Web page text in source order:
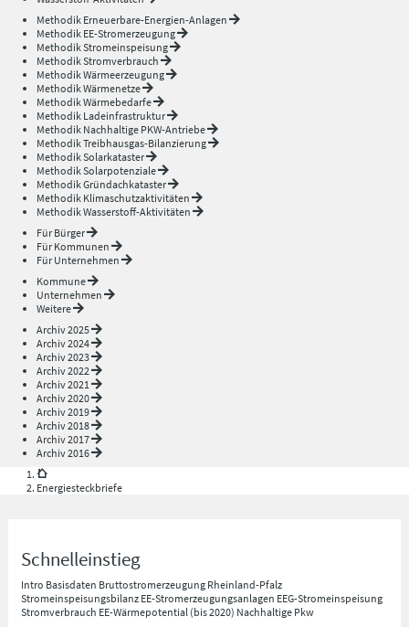
Methodik Erneuerbare-Energien-Anlagen
Methodik EE-Stromerzeugung
Methodik Stromeinspeisung
Methodik Stromverbrauch
Methodik Wärmeerzeugung
Methodik Wärmenetze
Methodik Wärmebedarfe
Methodik Ladeinfrastruktur
Methodik Nachhaltige PKW-Antriebe
Methodik Treibhausgas-Bilanzierung
Methodik Solarkataster
Methodik Solarpotenziale
Methodik Gründachkataster
Methodik Klimaschutzaktivitäten
Methodik Wasserstoff-Aktivitäten
Für Bürger
Für Kommunen
Für Unternehmen
Kommune
Unternehmen
Weitere
Archiv 2025
Archiv 2024
Archiv 2023
Archiv 2022
Archiv 2021
Archiv 2020
Archiv 2019
Archiv 2018
Archiv 2017
Archiv 2016
Energiesteckbriefe
Schnelleinstieg
Intro Basisdaten Bruttostromerzeugung Rheinland-Pfalz
Stromeinspeisungsbilanz EE-Stromerzeugungsanlagen EEG-Stromeinspeisung
Stromverbrauch EE-Wärmepotential (bis 2020) Nachhaltige Pkw